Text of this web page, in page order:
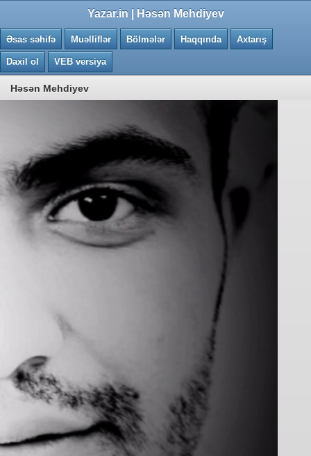
Yazar.in | Həsən Mehdiyev
Əsas səhifə Muəlliflər Bölmələr Haqqında Axtarış
Daxil ol VEB versiya
Həsən Mehdiyev